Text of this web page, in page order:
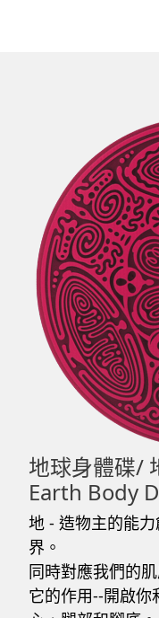
地球身體碟/
Earth Body
地 - 造物主的能
界。
同時對應我們的
它的作用--開啟你